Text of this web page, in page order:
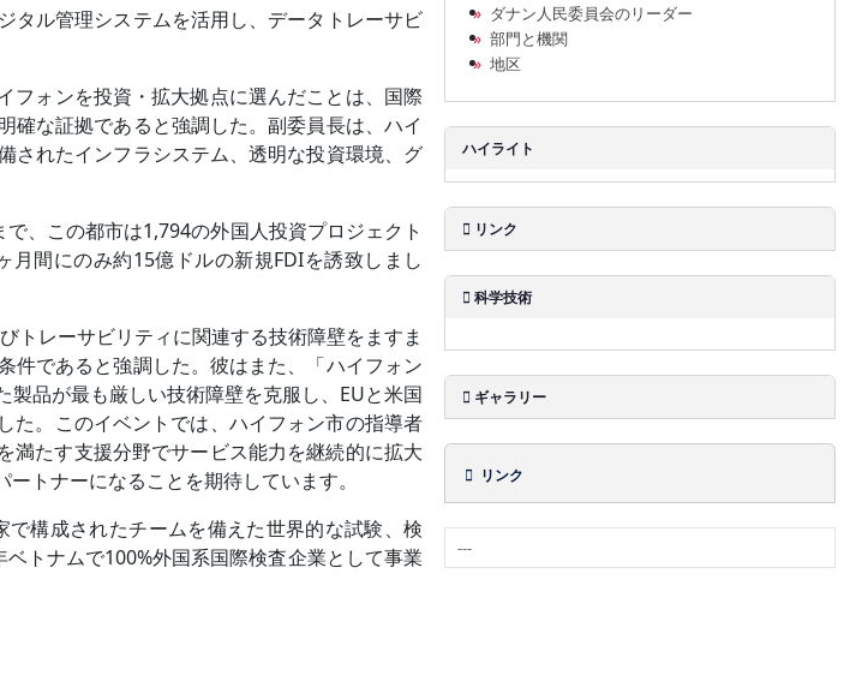
タル管理システムを活用し、データトレーサビ
フォンを投資・拡大拠点に選んだことは、国際
確な証拠であると強調した。副委員長は、ハイ
されたインフラシステム、透明な投資環境、グ
、この都市は1,794の外国人投資プロジェクト
間にのみ約15億ドルの新規FDIを誘致しまし
トレーサビリティに関連する技術障壁をますま
件であると強調した。彼はまた、「ハイフォン
品が最も厳しい技術障壁を克服し、EUと米国
た。このイベントでは、ハイフォン市の指導者
満たす支援分野でサービス能力を継続的に拡大
トナーになることを期待しています。
構成されたチームを備えた世界的な試験、検
トナムで100%外国系国際検査企業として事業
ダナン人民委員会のリーダー
部門と機関
地区
ハイライト
リンク
科学技術
ギャラリー
リンク